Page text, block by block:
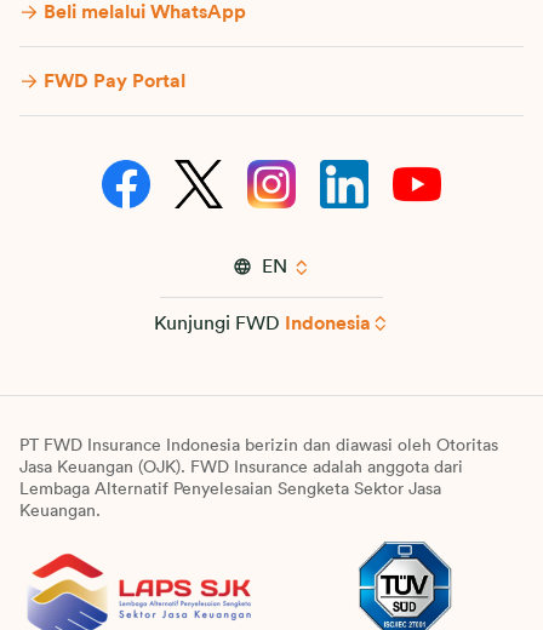
Beli melalui WhatsApp
FWD Pay Portal
EN
Kunjungi FWD Indonesia
PT FWD Insurance Indonesia berizin dan diawasi oleh Otoritas
Jasa Keuangan (OJK). FWD Insurance adalah anggota dari
Lembaga Alternatif Penyelesaian Sengketa Sektor Jasa
Keuangan.